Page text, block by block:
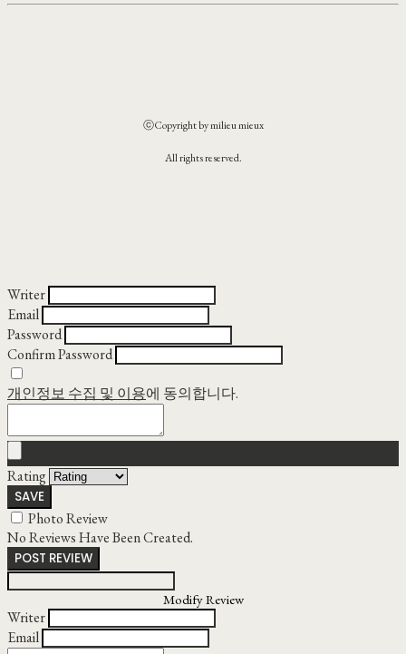
ⓒCopyright by milieu mieux
All rights reserved.
Writer
Email
Password
Confirm Password
개인정보 수집 및 이용에 동의합니다.
Rating
SAVE
Photo Review
No Reviews Have Been Created.
POST REVIEW
Modify Review
Writer
Email